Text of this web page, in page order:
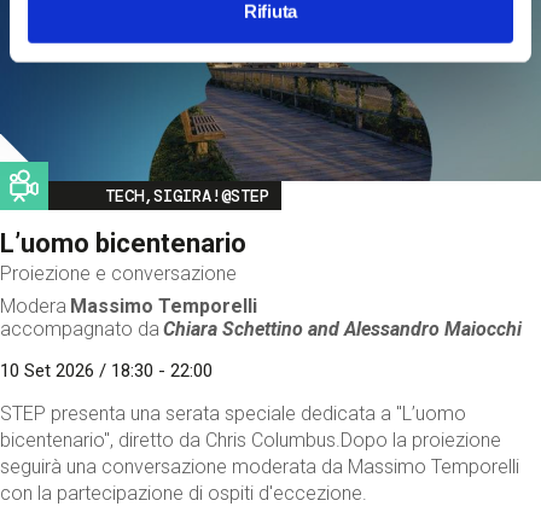
Rifiuta
Image
TECH,SIGIRA!@STEP
L’uomo bicentenario
Proiezione e conversazione
Modera Massimo Temporelli
accompagnato da Chiara Schettino andAlessandro Maiocchi
10 Set 2026 / 18:30 - 22:00
STEP presenta una serata speciale dedicata a "L’uomo
bicentenario", diretto da Chris Columbus.Dopo la proiezione
seguirà una conversazione moderata da Massimo Temporelli
con la partecipazione di ospiti d'eccezione.